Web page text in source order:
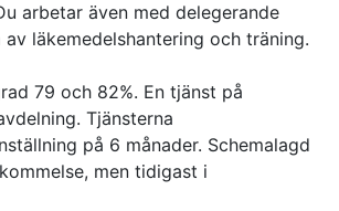
arbetar även med delegerande
läkemedelshantering och träning.
79 och 82%. En tjänst på
Tjänsterna
på 6 månader. Schemalagd
men tidigast i